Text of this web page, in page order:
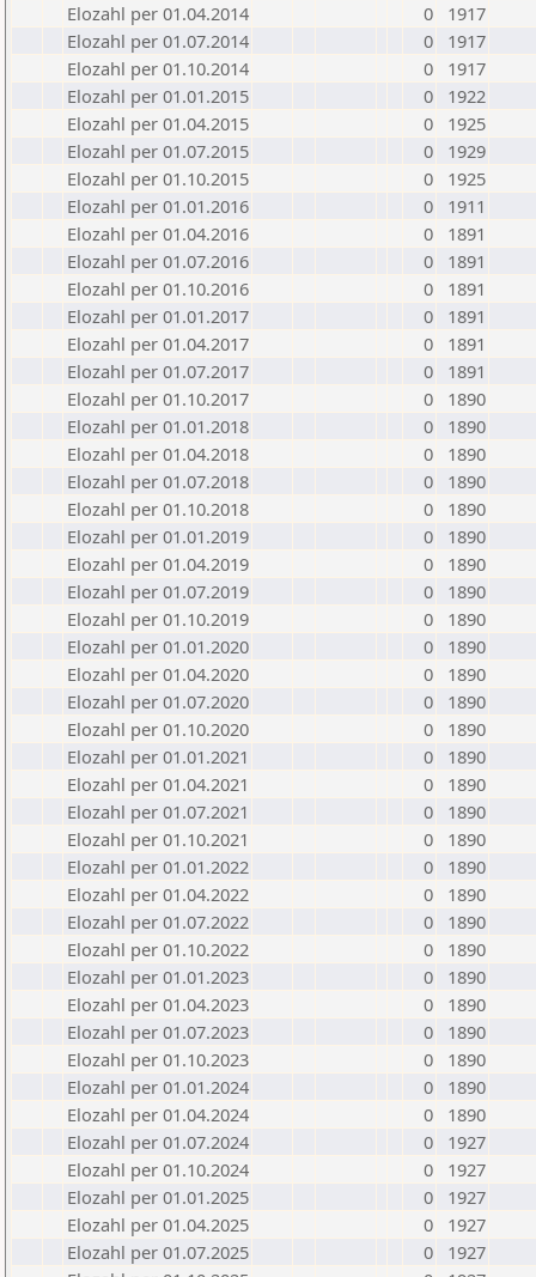
Elozahl per 01.04.2014
0
1917
Elozahl per 01.07.2014
0
1917
Elozahl per 01.10.2014
0
1917
Elozahl per 01.01.2015
0
1922
Elozahl per 01.04.2015
0
1925
Elozahl per 01.07.2015
0
1929
Elozahl per 01.10.2015
0
1925
Elozahl per 01.01.2016
0
1911
Elozahl per 01.04.2016
0
1891
Elozahl per 01.07.2016
0
1891
Elozahl per 01.10.2016
0
1891
Elozahl per 01.01.2017
0
1891
Elozahl per 01.04.2017
0
1891
Elozahl per 01.07.2017
0
1891
Elozahl per 01.10.2017
0
1890
Elozahl per 01.01.2018
0
1890
Elozahl per 01.04.2018
0
1890
Elozahl per 01.07.2018
0
1890
Elozahl per 01.10.2018
0
1890
Elozahl per 01.01.2019
0
1890
Elozahl per 01.04.2019
0
1890
Elozahl per 01.07.2019
0
1890
Elozahl per 01.10.2019
0
1890
Elozahl per 01.01.2020
0
1890
Elozahl per 01.04.2020
0
1890
Elozahl per 01.07.2020
0
1890
Elozahl per 01.10.2020
0
1890
Elozahl per 01.01.2021
0
1890
Elozahl per 01.04.2021
0
1890
Elozahl per 01.07.2021
0
1890
Elozahl per 01.10.2021
0
1890
Elozahl per 01.01.2022
0
1890
Elozahl per 01.04.2022
0
1890
Elozahl per 01.07.2022
0
1890
Elozahl per 01.10.2022
0
1890
Elozahl per 01.01.2023
0
1890
Elozahl per 01.04.2023
0
1890
Elozahl per 01.07.2023
0
1890
Elozahl per 01.10.2023
0
1890
Elozahl per 01.01.2024
0
1890
Elozahl per 01.04.2024
0
1890
Elozahl per 01.07.2024
0
1927
Elozahl per 01.10.2024
0
1927
Elozahl per 01.01.2025
0
1927
Elozahl per 01.04.2025
0
1927
Elozahl per 01.07.2025
0
1927